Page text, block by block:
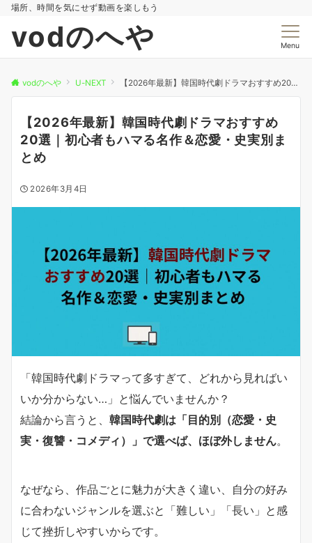
場所、時間を気にせず動画を楽しもう
vodのへや Menu
vodのへや U-NEXT 【2026年最新】韓国時代劇ドラマおすすめ20選｜初心者もハマる名作＆恋愛・史実別まとめ
【2026年最新】韓国時代劇ドラマおすすめ
20選｜初心者もハマる名作＆恋愛・史実別ま
とめ
2026年3月4日
「韓国時代劇ドラマって多すぎて、どれから見ればい
いか分からない…」と悩んでいませんか？
結論から言うと、 韓国時代劇は「目的別（恋愛・史
実・復讐・コメディ）」で選べば、ほぼ外しません。
なぜなら、作品ごとに魅力が大きく違い、自分の好み
に合わないジャンルを選ぶと「難しい」「長い」と感
じて挫折しやすいからです。